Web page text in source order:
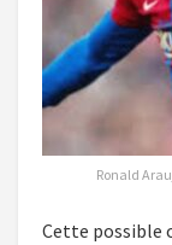
Ronald
Cette possible